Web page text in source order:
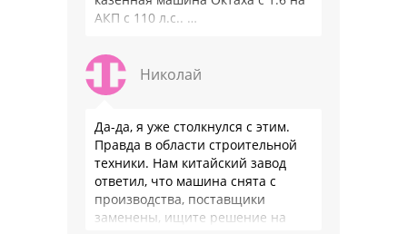
АКП с 110 л.с.. …
Николай
Да-да, я уже столкнулся с этим.
Правда в области строительной
техники. Нам китайский завод
ответил, что машина снята с
производства, поставщики
заменены, ищите решение на